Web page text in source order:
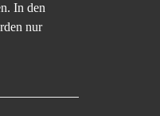
In den
nur